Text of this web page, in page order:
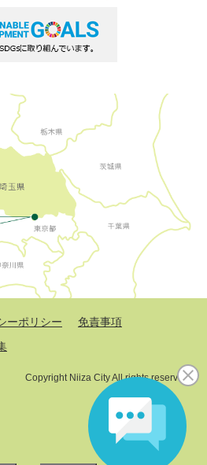
ーポリシー
免責事項
Copyright Niiza City All rights reserved.